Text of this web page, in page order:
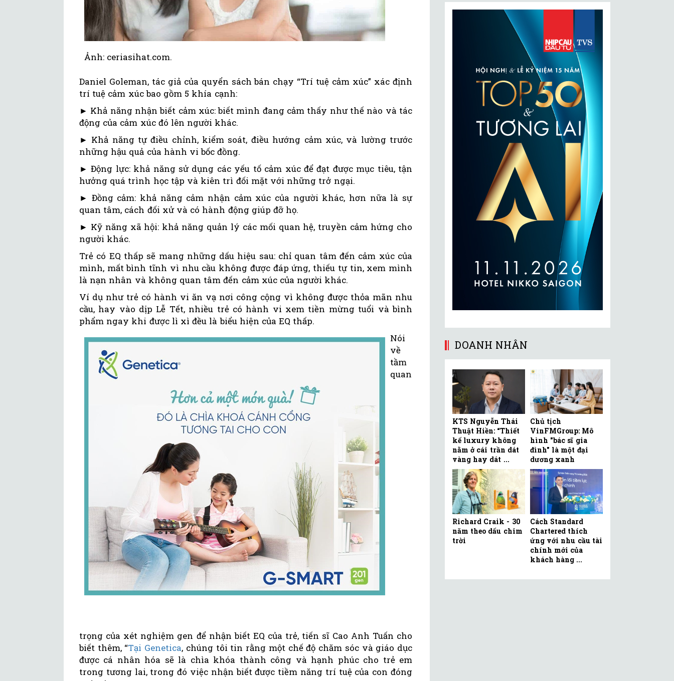
Ảnh: ceriasihat.com.
Daniel Goleman, tác giả của quyển sách bán chạy “Trí tuệ cảm xúc” xác định
trí tuệ cảm xúc bao gồm 5 khía cạnh:
► Khả năng nhận biết cảm xúc: biết mình đang cảm thấy như thế nào và tác
động của cảm xúc đó lên người khác.
► Khả năng tự điều chỉnh, kiểm soát, điều hướng cảm xúc, và lường trước
những hậu quả của hành vi bốc đồng.
► Động lực: khả năng sử dụng các yếu tố cảm xúc để đạt được mục tiêu, tận
hưởng quá trình học tập và kiên trì đối mặt với những trở ngại.
► Đồng cảm: khả năng cảm nhận cảm xúc của người khác, hơn nữa là sự
quan tâm, cách đối xử và có hành động giúp đỡ họ.
► Kỹ năng xã hội: khả năng quản lý các mối quan hệ, truyền cảm hứng cho
người khác.
Trẻ có EQ thấp sẽ mang những dấu hiệu sau: chỉ quan tâm đến cảm xúc của
mình, mất bình tĩnh vì nhu cầu không được đáp ứng, thiếu tự tin, xem mình
là nạn nhân và không quan tâm đến cảm xúc của người khác.
Ví dụ như trẻ có hành vi ăn vạ nơi công cộng vì không được thỏa mãn nhu
cầu, hay vào dịp Lễ Tết, nhiều trẻ có hành vi xem tiền mừng tuổi và bình
phẩm ngay khi được lì xì đều là biểu hiện của EQ thấp.
Nói
về
tầm
quan
trọng của xét nghiệm gen để nhận biết EQ của trẻ, tiến sĩ Cao Anh Tuấn cho
biết thêm, “Tại Genetica, chúng tôi tin rằng một chế độ chăm sóc và giáo dục
được cá nhân hóa sẽ là chìa khóa thành công và hạnh phúc cho trẻ em
trong tương lai, trong đó việc nhận biết được tiềm năng trí tuệ của con đóng
DOANH NHÂN
KTS Nguyễn Thái
Thuật Hiền: “Thiết
kế luxury không
nằm ở cái trần dát
vàng hay dát ...
Chủ tịch
VinFMGroup: Mô
hình "bác sĩ gia
đình" là một đại
dương xanh
Richard Craik - 30
năm theo dấu chim
trời
Cách Standard
Chartered thích
ứng với nhu cầu tài
chính mới của
khách hàng ...